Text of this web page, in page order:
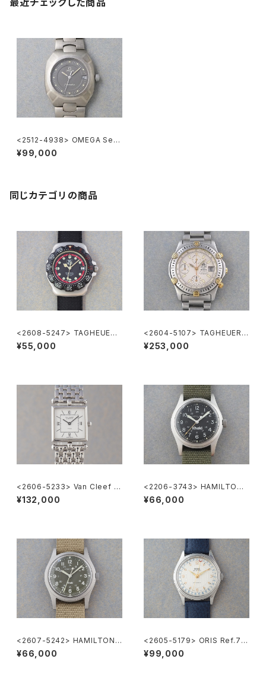
最近チェックした商品
<2512-4938> OMEGA Sea
master Polaris
¥99,000
同じカテゴリの商品
<2608-5247> TAGHEUER
FORMULA1
¥55,000
<2604-5107> TAGHEUER S
uper 2000 Chronograph
¥253,000
<2606-5233> Van Cleef &
Arpels Classique
¥132,000
<2206-3743> HAMILTON
Khaki
¥66,000
<2607-5242> HAMILTON
Khaki Nature
¥66,000
<2605-5179> ORIS Ref.74
70 ”POINTER DATE"
¥99,000